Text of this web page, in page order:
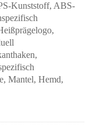
Kunststoff, ABS-
Mantel, Hemd,